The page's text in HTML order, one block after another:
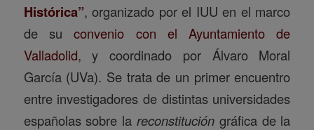
Histórica”, organizado por el IUU en el marco
de suconvenio con el Ayuntamiento de
Valladolid, y coordinado por Álvaro Moral
García (UVa). Se trata de un primer encuentro
entre investigadores de distintas universidades
españolas sobre la reconstitución gráfica de la